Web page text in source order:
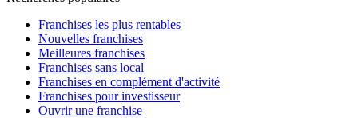
Franchises les plus rentables
Nouvelles franchises
Meilleures franchises
Franchises sans local
Franchises en complément d'activité
Franchises pour investisseur
Ouvrir une franchise